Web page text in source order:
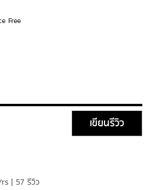
Free
เขียนรีวิว
| 57 รีวิว